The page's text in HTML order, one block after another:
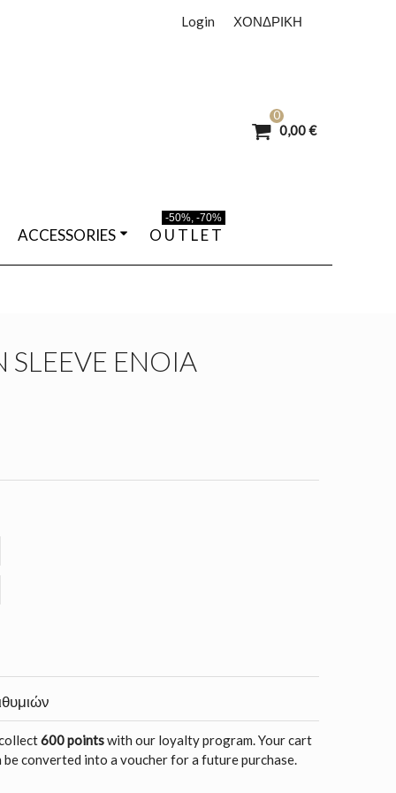
ΧΟΝΔΡΙΚΗ
Login
0
0,00 €
ACCESSORIES O U T L E T
-50%, -70%
SLEEVE ENOIA
600 pointswith our loyalty program. Your cart
converted into a voucher for a future purchase.